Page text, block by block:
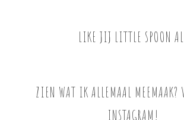
LIKE JIJ LITTLE SPOON
ZIEN WAT IK ALLEMAAL MEEMAAK?
INSTAGRAM!